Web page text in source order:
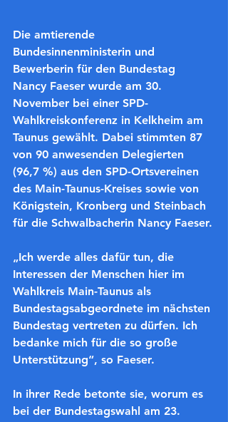
Die amtierende
Bundesinnenministerin und
Bewerberin für den Bundestag
Nancy Faeser wurde am 30.
November bei einer SPD-
Wahlkreiskonferenz in Kelkheim am
Taunus gewählt. Dabei stimmten 87
von 90 anwesenden Delegierten
(96,7 %) aus den SPD-Ortsvereinen
des Main-Taunus-Kreises sowie von
Königstein, Kronberg und Steinbach
für die Schwalbacherin Nancy Faeser.
„Ich werde alles dafür tun, die
Interessen der Menschen hier im
Wahlkreis Main-Taunus als
Bundestagsabgeordnete im nächsten
Bundestag vertreten zu dürfen. Ich
bedanke mich für die so große
Unterstützung“, so Faeser.
In ihrer Rede betonte sie, worum es
bei der Bundestagswahl am 23.